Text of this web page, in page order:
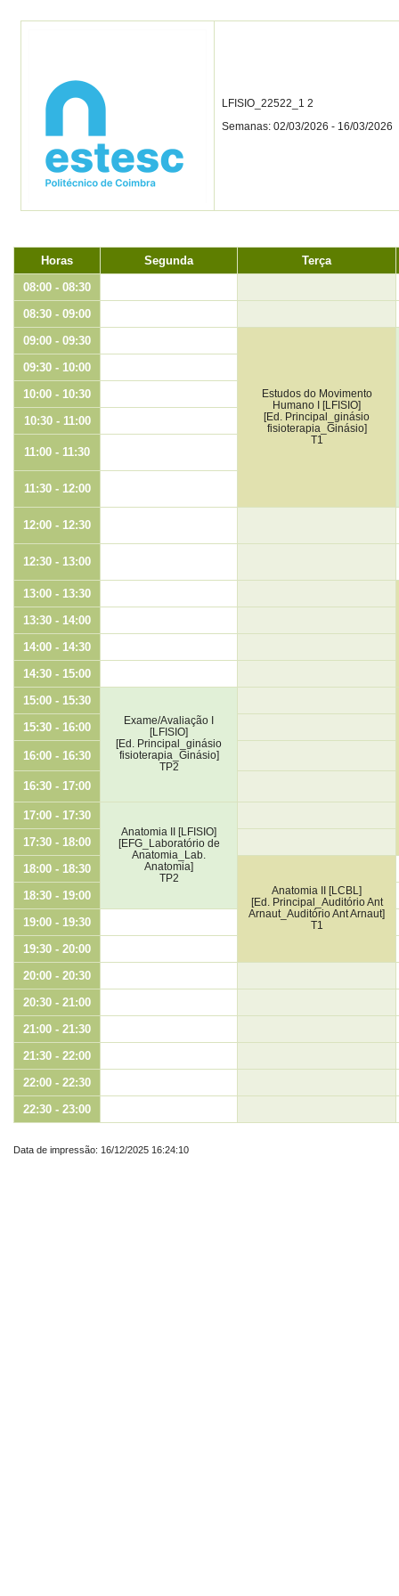
LFISIO_22522_1 2
Semanas: 02/03/2026 - 16/03/2026
Horas Segunda
Terça
08:00 - 08:30
08:30 - 09:00
09:00 - 09:30
Estudos do Movimento
Humano I [LFISIO]
[Ed. Principal_ginásio
fisioterapia_Ginásio]
T1
09:30 - 10:00
10:00 - 10:30
10:30 - 11:00
11:00 - 11:30
11:30 - 12:00
12:00 - 12:30
12:30 - 13:00
13:00 - 13:30
13:30 - 14:00
14:00 - 14:30
14:30 - 15:00
15:00 - 15:30
Exame/Avaliação I
[LFISIO]
[Ed. Principal_ginásio
fisioterapia_Ginásio]
TP2
15:30 - 16:00
16:00 - 16:30
16:30 - 17:00
17:00 - 17:30
Anatomia II [LFISIO]
[EFG_Laboratório de
Anatomia_Lab.
Anatomia]
TP2
17:30 - 18:00
18:00 - 18:30
Anatomia II [LCBL]
[Ed. Principal_Auditório Ant
Arnaut_Auditório Ant Arnaut]
T1
18:30 - 19:00
19:00 - 19:30
19:30 - 20:00
20:00 - 20:30
20:30 - 21:00
21:00 - 21:30
21:30 - 22:00
22:00 - 22:30
22:30 - 23:00
Data de impressão: 16/12/2025 16:24:10